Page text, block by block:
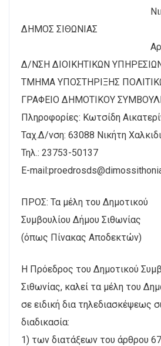
Νικήτη,
ΔΗΜΟΣ
Αριθμ.
Δ/ΝΣΗ ΔΙΟΙΚΗΤΙΚΩΝ
ΤΜΗΜΑ ΥΠΟΣΤΗΡΙΞΗΣ
ΓΡΑΦΕΙΟ ΔΗΜΟΤΙΚΟΥ
Πληροφορίες: Κωτσίδη
Ταχ.Δ/νση: 63088 Νικήτη
Τηλ.: 23753-50137
E-
ΠΡΟΣ: Τα μέλη του Δημοτικού
Συμβουλίου Δήμου Σιθωνίας
(όπως Πίνακας Αποδεκτών)
Η Πρόεδρος του Δημοτικού
Σιθωνίας, καλεί τα μέλη του
σε ειδική δια τηλεδιασκέψεως
διαδικασία:
1) των διατάξεων του άρθρου